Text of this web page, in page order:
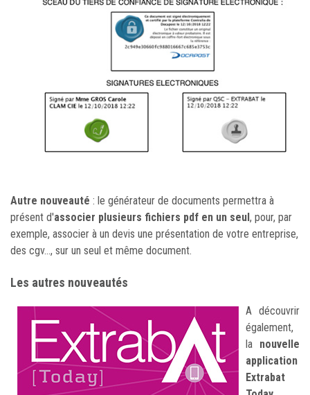
Autre nouveauté : le générateur de documents permettra à
présent d'associer plusieurs fichiers pdf en un seul, pour, par
exemple, associer à un devis une présentation de votre entreprise,
des cgv..., sur un seul et même document.
Les autres nouveautés
A découvrir
également,
la nouvelle
application
Extrabat